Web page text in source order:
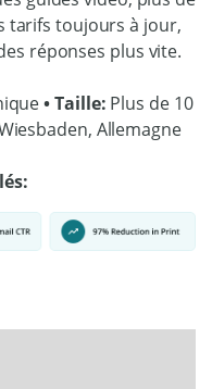
tarifs toujours à jour,
réponses plus vite.
• Taille: Plus de 10
Allemagne